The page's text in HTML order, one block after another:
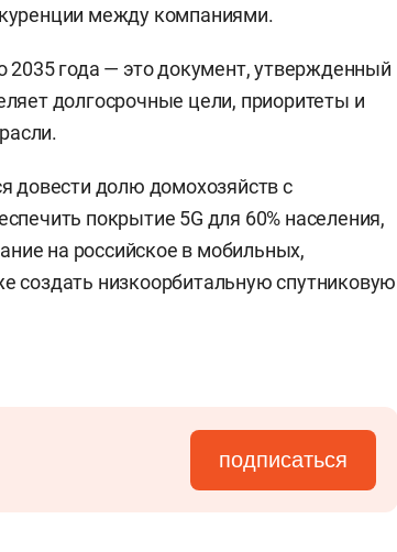
между компаниями.
2035 года — это документ, утвержденный
долгосрочные цели, приоритеты и
довести долю домохозяйств с
покрытие 5G для 60% населения,
на российское в мобильных,
создать низкоорбитальную спутниковую
подписаться